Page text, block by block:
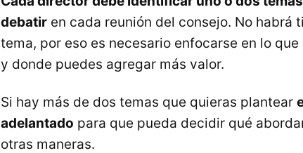
debatir en cada reunión del consejo. No habrá
tema, por eso es necesario enfocarse en lo
y donde puedes agregar más valor.
Si hay más de dos temas que quieras plantear
adelantado para que pueda decidir qué
otras maneras.